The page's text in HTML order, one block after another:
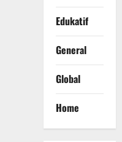
Edukatif
General
Global
Home